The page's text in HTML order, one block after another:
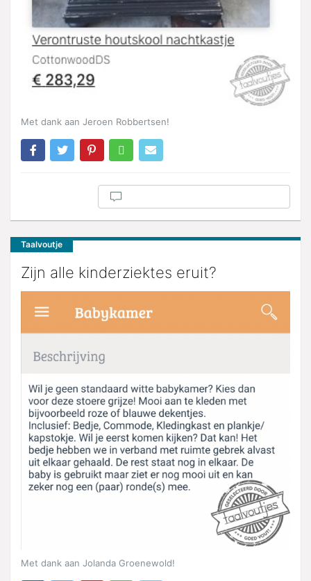
Met dank aan Jeroen Robbertsen!
Taalvoutje
Zijn alle kinderziektes eruit?
Met dank aan Jolanda Groenewold!